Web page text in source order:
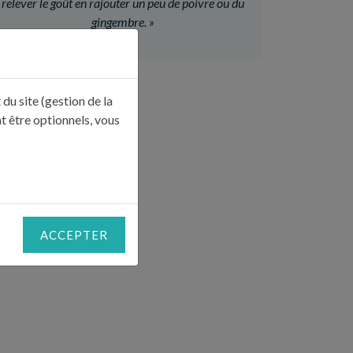
gingembre. »
site (gestion de la
être optionnels, vous
ACCEPTER